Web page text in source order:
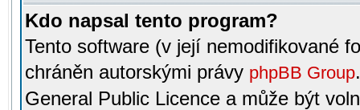
Kdo napsal tento program?
Tento software (v její nemodifikované
chráněn autorskými právy phpBB Group
General Public Licence a může být